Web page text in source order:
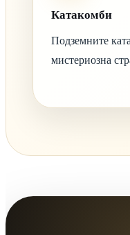
Катакомби
Подземните
мистериозна